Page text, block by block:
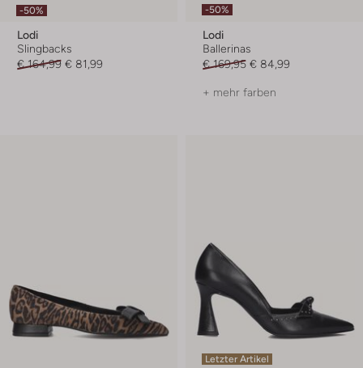
-50%
Lodi
Slingbacks
€ 164,99 € 81,99
-50%
Lodi
Ballerinas
€ 169,95 € 84,99
+ mehr farben
Letzter Artikel